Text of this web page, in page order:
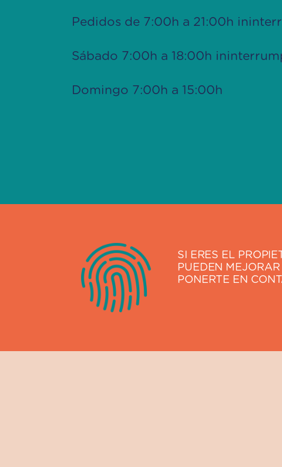
Pedidos de 7:00h a 21:00h
Sábado 7:00h a 18:00h
Domingo 7:00h a 15:00h
SI ERES EL
PUEDEN
PONERTE EN